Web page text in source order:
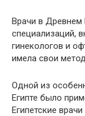
Врачи в Древнем
специализаций,
гинекологов и
имела свои
Одной из
Египте было
Египетские